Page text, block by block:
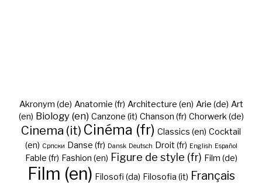
Akronym (de) Anatomie (fr) Architecture (en) Arie (de) Art
(en) Biology (en) Canzone (it) Chanson (fr) Chorwerk (de)
Cinema (it) Cinéma (fr) Classics (en) Cocktail
(en) Cрпски Danse (fr) Dansk Deutsch Droit (fr) English Español
Fable (fr) Fashion (en) Figure de style (fr) Film (de)
Film (en) Filosofi (da) Filosofia (it) Français